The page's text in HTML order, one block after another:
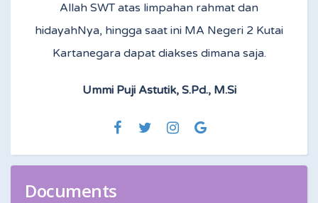
Allah SWT atas limpahan rahmat dan
hidayahNya, hingga saat ini MA Negeri 2 Kutai
Kartanegara dapat diakses dimana saja.
Ummi Puji Astutik, S.Pd., M.Si
Documents